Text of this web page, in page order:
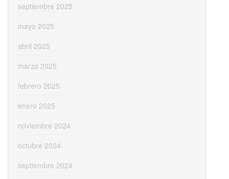
septiembre 2025
mayo 2025
abril 2025
marzo 2025
febrero 2025
enero 2025
noviembre 2024
octubre 2024
septiembre 2024